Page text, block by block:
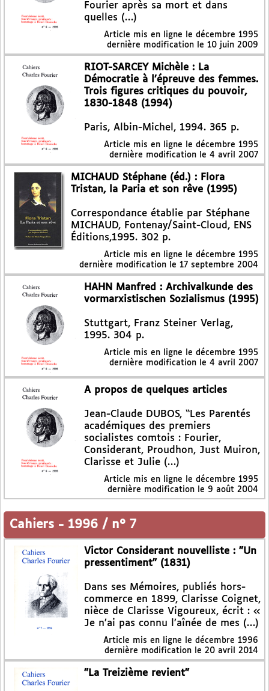
Fourier après sa mort et dans
quelles (…)
Article mis en ligne le décembre 1995
dernière modification le 10 juin 2009
RIOT-SARCEY Michèle : La
Démocratie à l’épreuve des femmes.
Trois figures critiques du pouvoir,
1830-1848 (1994)
Paris, Albin-Michel, 1994. 365 p.
Article mis en ligne le décembre 1995
dernière modification le 4 avril 2007
MICHAUD Stéphane (éd.) : Flora
Tristan, la Paria et son rêve (1995)
Correspondance établie par Stéphane
MICHAUD, Fontenay/Saint-Cloud, ENS
Éditions,1995. 302 p.
Article mis en ligne le décembre 1995
dernière modification le 17 septembre 2004
HAHN Manfred : Archivalkunde des
vormarxistischen Sozialismus (1995)
Stuttgart, Franz Steiner Verlag,
1995. 304 p.
Article mis en ligne le décembre 1995
dernière modification le 4 avril 2007
A propos de quelques articles
Jean-Claude DUBOS, “Les Parentés
académiques des premiers
socialistes comtois : Fourier,
Considerant, Proudhon, Just Muiron,
Clarisse et Julie (…)
Article mis en ligne le décembre 1995
dernière modification le 9 août 2004
Cahiers - 1996 / n° 7
Victor Considerant nouvelliste : "Un
pressentiment" (1831)
Dans ses Mémoires, publiés hors-
commerce en 1899, Clarisse Coignet,
nièce de Clarisse Vigoureux, écrit : «
Je n’ai pas connu l’aînée de mes (…)
Article mis en ligne le décembre 1996
dernière modification le 20 avril 2014
"La Treizième revient"